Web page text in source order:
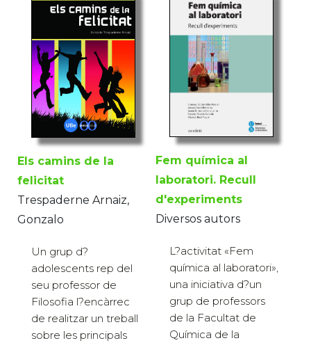
Els camins de la
felicitat
Trespaderne Arnaiz,
Gonzalo
Un grup d?
adolescents rep del
seu professor de
Filosofia l?encàrrec
de realitzar un treball
sobre les principals
Fem química al
laboratori. Recull
d'experiments
Diversos autors
L?activitat «Fem
química al laboratori»,
una iniciativa d?un
grup de professors
de la Facultat de
Química de la